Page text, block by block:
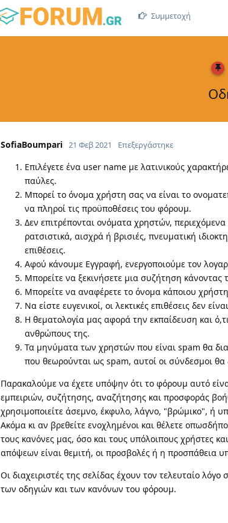
Συμμετοχή
SofiaBoumpari 21 Φεβ 2021 Επεξεργάστηκε
Επιλέγετε ένα user name με λατινικούς
παύλες.
Μπορεί το όνομα χρήστη σας να είναι το
να πληροί τις προϋποθέσεις του φόρουμ.
Δεν επιτρέπονται ονόματα χρηστών,
ρατσιστικά, αισχρά ή βρισιές, πνευματική
επιθέσεις.
Αφού κάνουμε Εγγραφή, ενεργοποιούμε τον
Μπορείτε να ξεκινήσετε μια συζήτηση
Μπορείτε να αναφέρετε το όνομα κάποιου
Να είστε ευγενικοί, οι λεκτικές επιθέσεις δεν
Η θεματολογία μας αφορά την εκπαίδευση και
ανθρώπους της.
Τα μηνύματα των χρηστών που είναι spam θα
που θεωρούνται ως spam, αυτοί οι σύνδεσμοι θα
Παρακαλούμε να έχετε υπόψην ότι το φόρουμ αυτό
εμπειριών, συζήτησης, αναζήτησης και προσφοράς
χρησιμοποιείτε άσεμνο, έκφυλο, λάγνο, "βρώμικο", ή
Ακόμα κι αν βρεθείτε ενοχλημένοι και θέλετε
τους κανόνες μας, όσο και τους υπόλοιπους χρήστες
απόψεων είναι θεμιτή, οι προσβολές ή η προσπάθεια
Οι διαχειριστές της σελίδας έχουν τον τελευταίο
των οδηγιών και των κανόνων του φόρουμ.